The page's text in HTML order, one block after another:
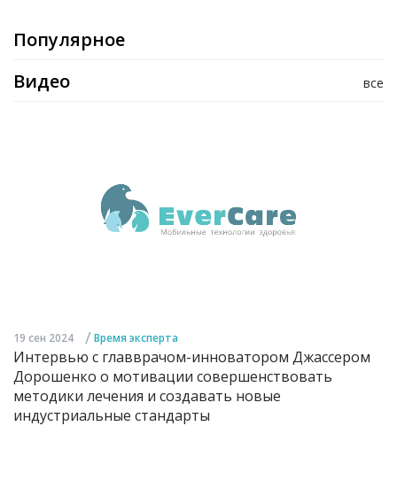
Популярное
все
Видео
19 сен 2024 / Время эксперта
Интервью с главврачом-инноватором Джассером
Дорошенко о мотивации совершенствовать
методики лечения и создавать новые
индустриальные стандарты